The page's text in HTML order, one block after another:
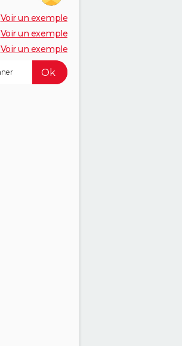
Voir un exemple
Voir un exemple
Voir un exemple